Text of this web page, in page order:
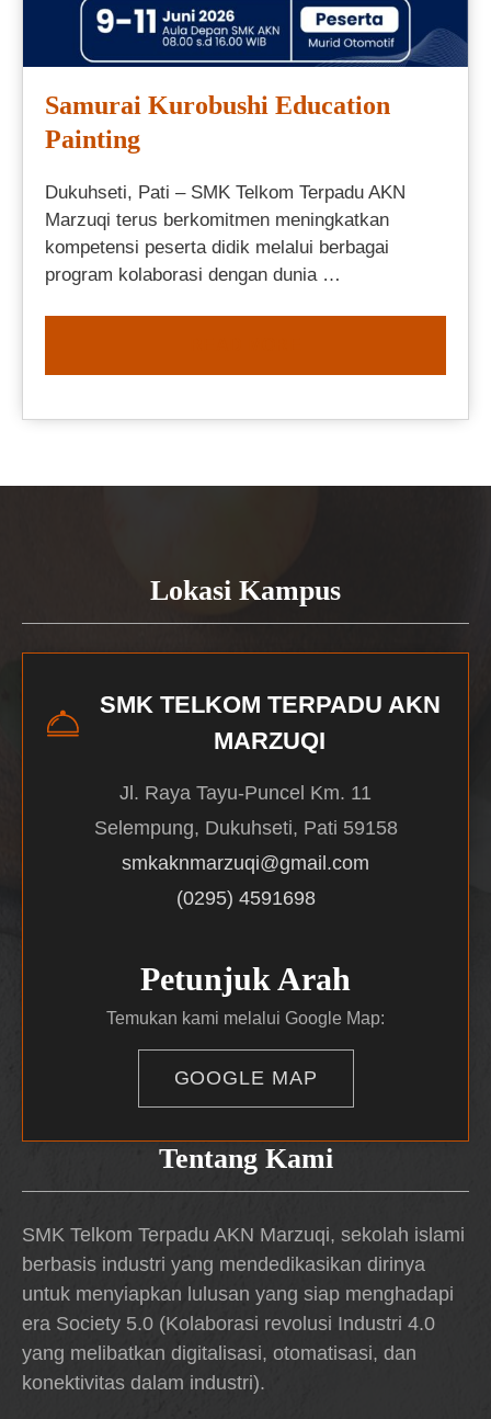
Samurai Kurobushi Education
Painting
Dukuhseti, Pati – SMK Telkom Terpadu AKN
Marzuqi terus berkomitmen meningkatkan
kompetensi peserta didik melalui berbagai
program kolaborasi dengan dunia …
Tentang Kami
SMK Telkom Terpadu AKN Marzuqi, sekolah islami
berbasis industri yang mendedikasikan dirinya
untuk menyiapkan lulusan yang siap menghadapi
era Society 5.0 (Kolaborasi revolusi Industri 4.0
yang melibatkan digitalisasi, otomatisasi, dan
konektivitas dalam industri).
Lokasi Kampus
SMK TELKOM TERPADU AKN
MARZUQI
Jl. Raya Tayu-Puncel Km. 11
Selempung, Dukuhseti, Pati 59158
smkaknmarzuqi@gmail.com
(0295) 4591698
Petunjuk Arah
Temukan kami melalui Google Map:
GOOGLE MAP